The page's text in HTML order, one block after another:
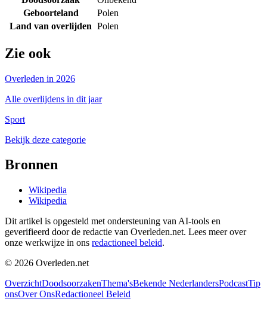
Geboorteland
Polen
Land van overlijden Polen
Zie ook
Overleden in 2026
Alle overlijdens in dit jaar
Sport
Bekijk deze categorie
Bronnen
Wikipedia
Wikipedia
Dit artikel is opgesteld met ondersteuning van AI-tools en
geverifieerd door de redactie van Overleden.net. Lees meer over
onze werkwijze in ons redactioneel beleid.
© 2026 Overleden.net
OverzichtDoodsoorzakenThema'sBekende NederlandersPodcastTip
onsOver OnsRedactioneel Beleid